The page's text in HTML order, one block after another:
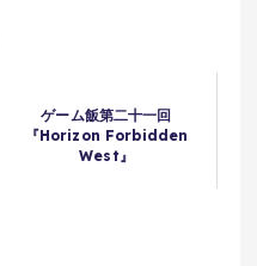
ゲーム飯第二十一回
『Horizon Forbidden
West』